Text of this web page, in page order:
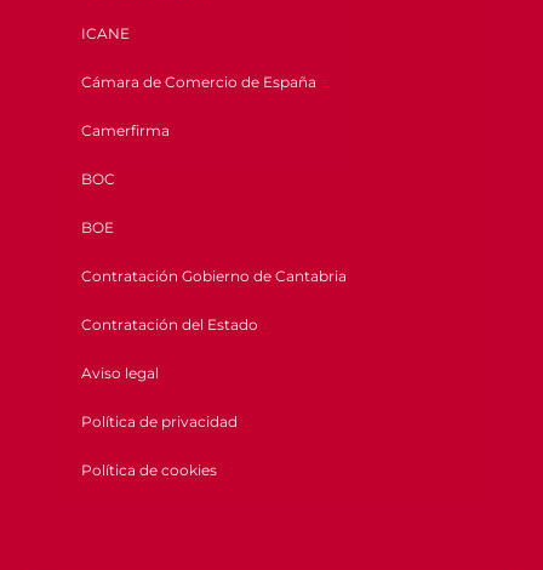
ICANE
Cámara de Comercio de España
Camerfirma
BOC
BOE
Contratación Gobierno de Cantabria
Contratación del Estado
Aviso legal
Política de privacidad
Política de cookies